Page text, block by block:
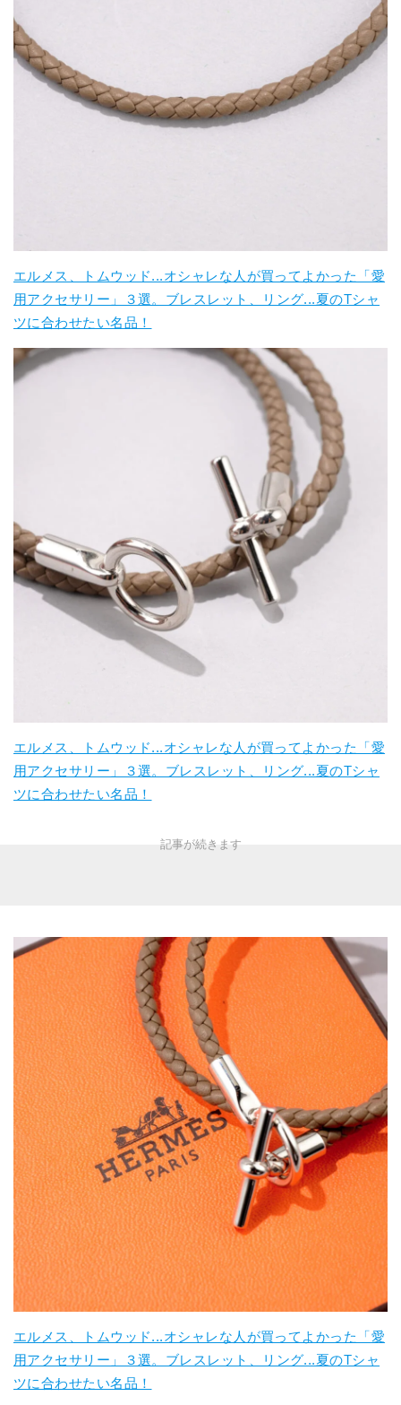
エルメス、トムウッド...オシャレな人が買ってよかった「愛
用アクセサリー」３選。ブレスレット、リング...夏のTシャ
ツに合わせたい名品！
エルメス、トムウッド...オシャレな人が買ってよかった「愛
用アクセサリー」３選。ブレスレット、リング...夏のTシャ
ツに合わせたい名品！
エルメス、トムウッド...オシャレな人が買ってよかった「愛
用アクセサリー」３選。ブレスレット、リング...夏のTシャ
ツに合わせたい名品！